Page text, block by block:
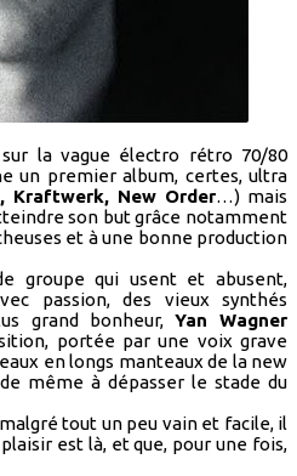
la vague électro rétro 70/80
un premier album, certes, ultra
Kraftwerk, New Order…) mais
son but grâce notamment
et à une bonne production
groupe qui usent et abusent,
passion, des vieux synthés
grand bonheur, Yan Wagner
portée par une voix grave
en longs manteaux de la new
même à dépasser le stade du
tout un peu vain et facile, il
est là, et que, pour une fois,